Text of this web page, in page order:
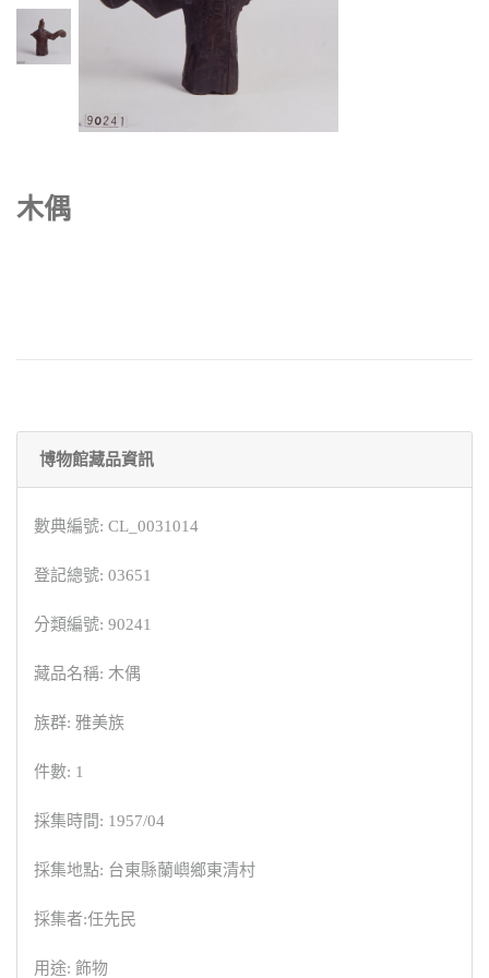
木偶
博物館藏品資訊
數典編號: CL_0031014
登記總號: 03651
分類編號: 90241
藏品名稱: 木偶
族群: 雅美族
件數: 1
採集時間: 1957/04
採集地點: 台東縣蘭嶼鄉東清村
採集者:任先民
用途: 飾物